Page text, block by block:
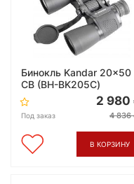
Бинокль Kandar 20x50
CB (BH-BK205С)
Под заказ
2 980
4 836
В КОРЗИНУ